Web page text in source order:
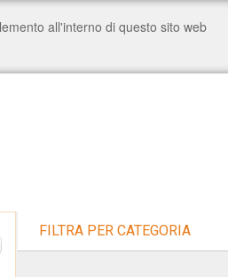
FILTRA PER CATEGORIA